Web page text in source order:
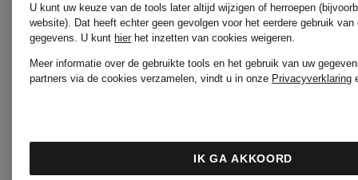
CAIN
ZINDA
U kunt uw keuze van de tools later altijd wijzigen of herroepen
website). Dat heeft echter geen gevolgen voor het eerdere gebruik van
gegevens. U kunt hierhet inzetten van cookies weigeren.
Meer informatie over de gebruikte tools en het gebruik van uw
partners via de cookies verzamelen, vindt u in onze Privacyverklaring
IK GA AKKOORD